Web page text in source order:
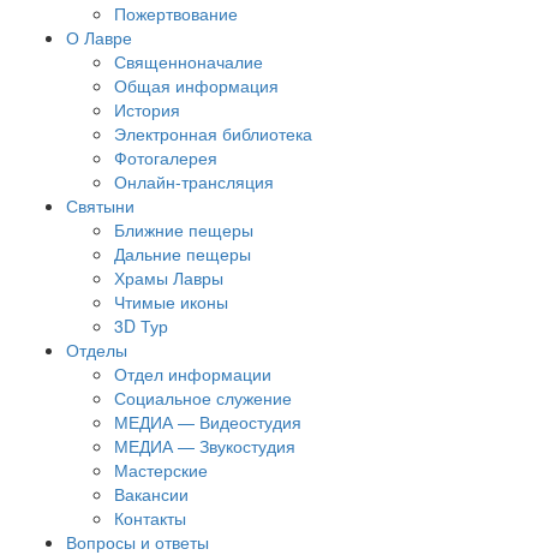
Пожертвование
О Лавре
Священноначалие
Общая информация
История
Электронная библиотека
Фотогалерея
Онлайн-трансляция
Святыни
Ближние пещеры
Дальние пещеры
Храмы Лавры
Чтимые иконы
3D Тур
Отделы
Отдел информации
Социальное служение
МЕДИА — Видеостудия
МЕДИА — Звукостудия
Мастерские
Вакансии
Контакты
Вопросы и ответы